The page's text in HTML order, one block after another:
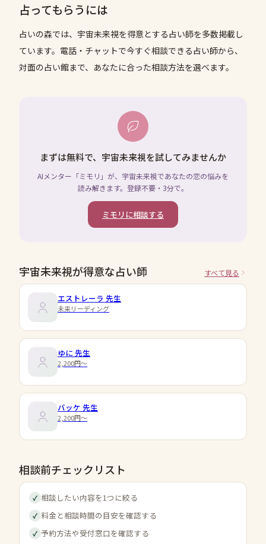
占ってもらうには
占いの森では、 宇宙未来視を得意とする占い師を多数掲載し
ています。電話・チャットで今すぐ相談できる占い師から、
対面の占い館まで、あなたに合った相談方法を選べます。
まずは無料で、宇宙未来視を試してみませんか
AIメンター「ミモリ」が、宇宙未来視であなたの恋の悩みを
読み解きます。登録不要・3分で。
ミモリに相談する
宇宙未来視が得意な占い師 すべて見る
エストレーラ 先生
未来リーディング
ゆに 先生
2,200円〜
バッケ 先生
2,200円〜
相談前チェックリスト
✓ 相談したい内容を1つに絞る
✓ 料金と相談時間の目安を確認する
✓ 予約方法や受付窓口を確認する